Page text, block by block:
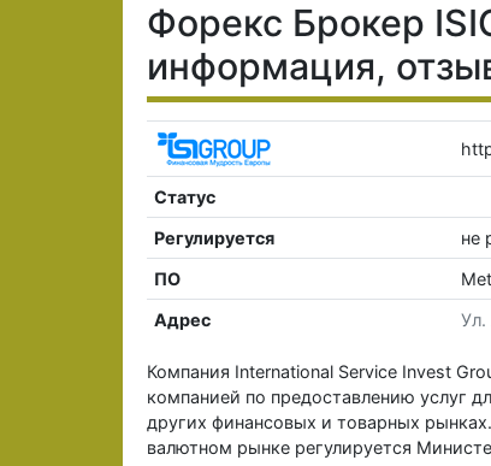
Форекс Брокер
информация,
Статус
Регулируется
не
ПО
Адрес
Ул.
Компания International Service Invest
компанией по предоставлению услуг
других финансовых и товарных
валютном рынке регулируется